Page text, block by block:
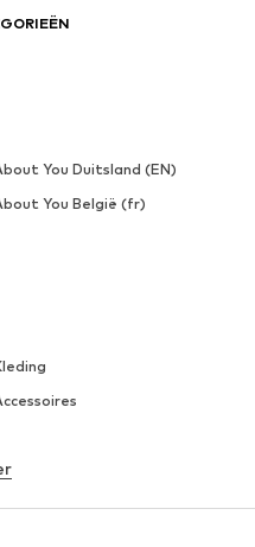
You Duitsland (EN)
You België (fr)